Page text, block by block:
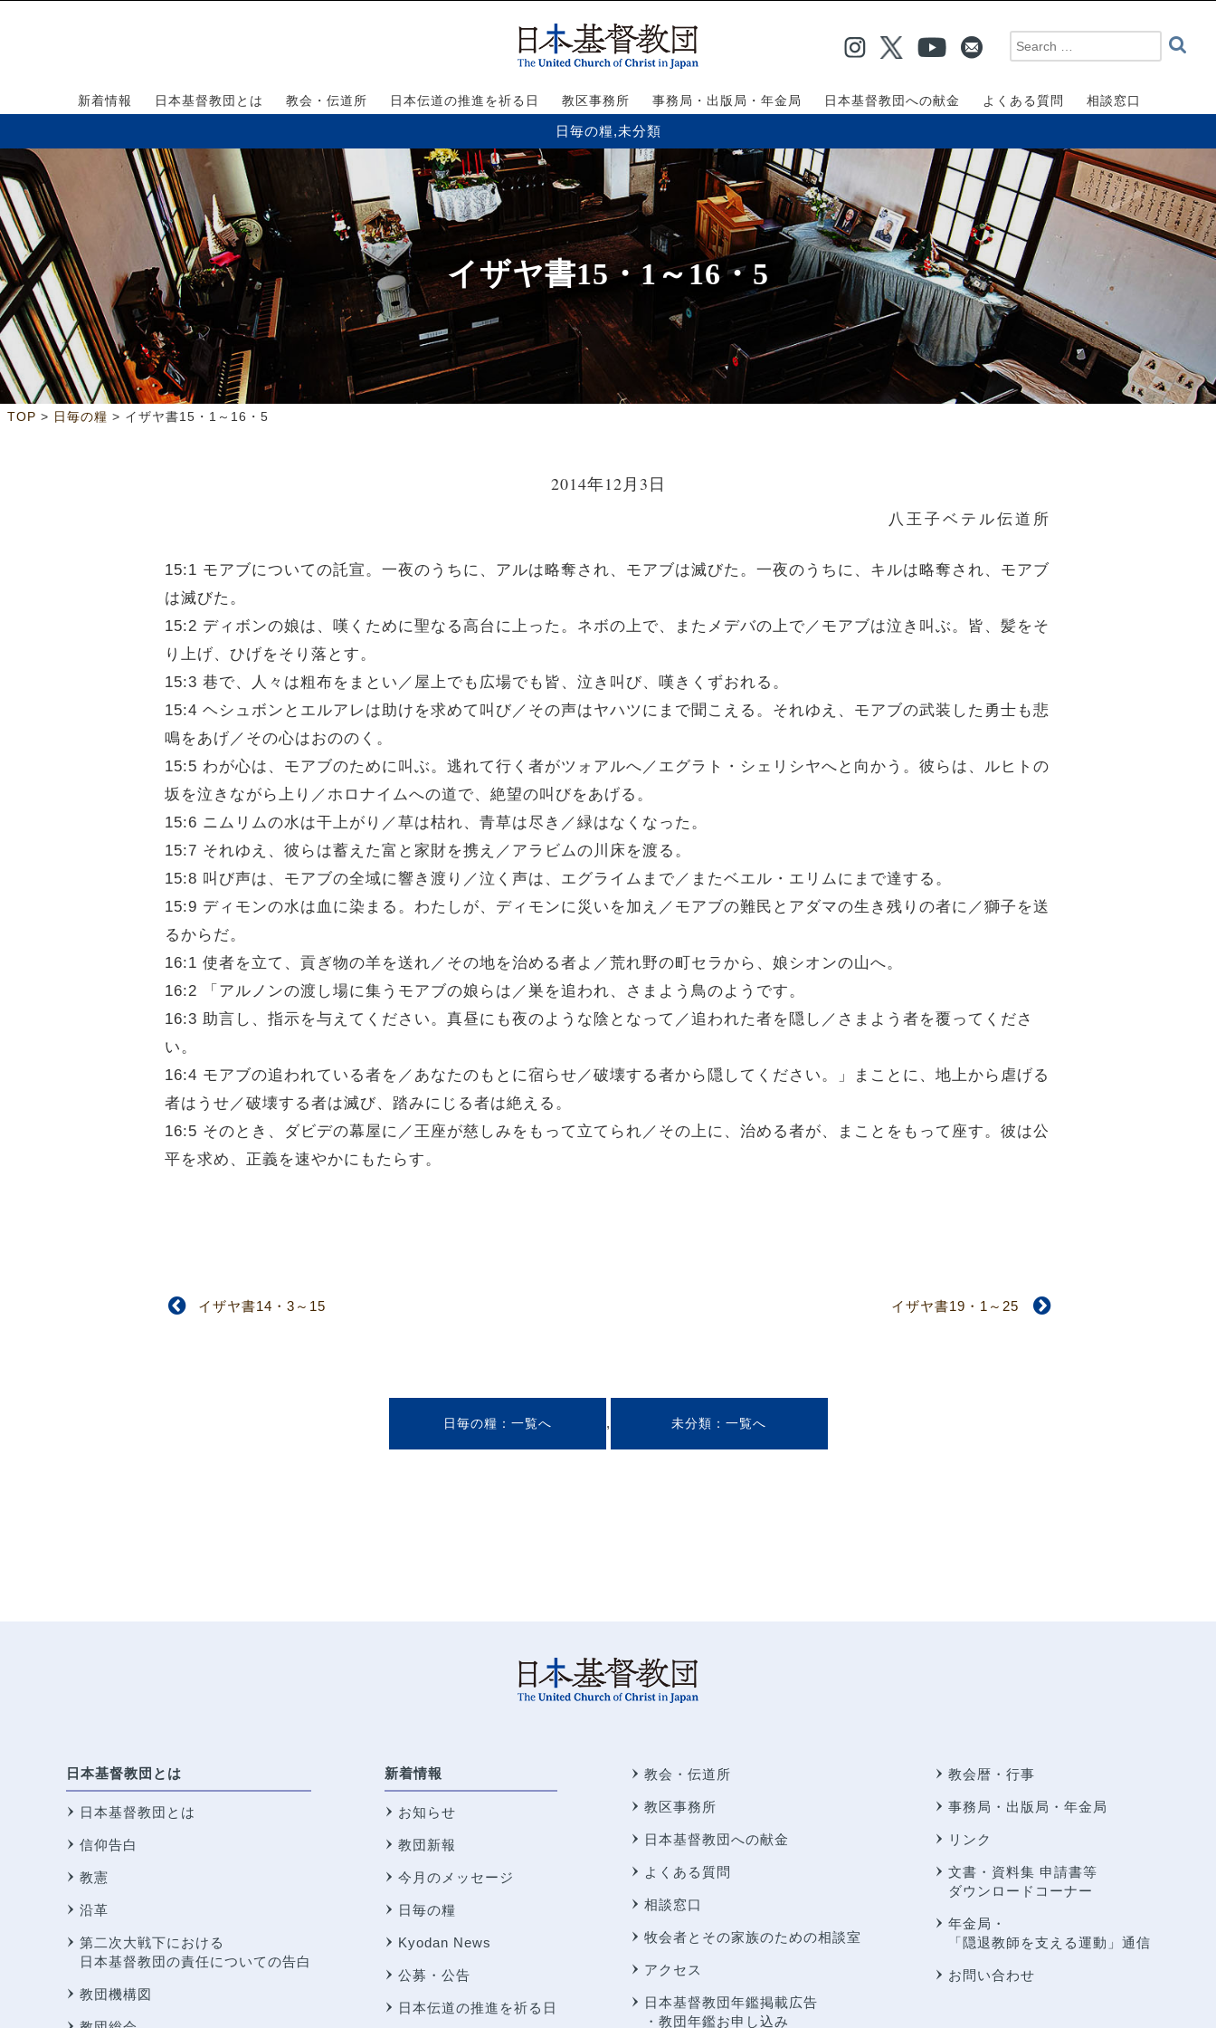
新着情報 日本基督教団とは 教会・伝道所 日本伝道の推進を祈る日 教区事務所 事務局・出版局・年金局 日本基督教団への献金 よくある質問 相談窓口
日毎の糧,未分類
イザヤ書15・1～16・5
TOP > 日毎の糧 > イザヤ書15・1～16・5
2014年12月3日
八王子ベテル伝道所
15:1 モアブについての託宣。一夜のうちに、アルは略奪され、モアブは滅びた。一夜のうちに、キルは略奪され、モアブ
は滅びた。
15:2 ディボンの娘は、嘆くために聖なる高台に上った。ネボの上で、またメデバの上で／モアブは泣き叫ぶ。皆、髪をそ
り上げ、ひげをそり落とす。
15:3 巷で、人々は粗布をまとい／屋上でも広場でも皆、泣き叫び、嘆きくずおれる。
15:4 ヘシュボンとエルアレは助けを求めて叫び／その声はヤハツにまで聞こえる。それゆえ、モアブの武装した勇士も悲
鳴をあげ／その心はおののく。
15:5 わが心は、モアブのために叫ぶ。逃れて行く者がツォアルへ／エグラト・シェリシヤへと向かう。彼らは、ルヒトの
坂を泣きながら上り／ホロナイムへの道で、絶望の叫びをあげる。
15:6 ニムリムの水は干上がり／草は枯れ、青草は尽き／緑はなくなった。
15:7 それゆえ、彼らは蓄えた富と家財を携え／アラビムの川床を渡る。
15:8 叫び声は、モアブの全域に響き渡り／泣く声は、エグライムまで／またベエル・エリムにまで達する。
15:9 ディモンの水は血に染まる。わたしが、ディモンに災いを加え／モアブの難民とアダマの生き残りの者に／獅子を送
るからだ。
16:1 使者を立て、貢ぎ物の羊を送れ／その地を治める者よ／荒れ野の町セラから、娘シオンの山へ。
16:2 「アルノンの渡し場に集うモアブの娘らは／巣を追われ、さまよう鳥のようです。
16:3 助言し、指示を与えてください。真昼にも夜のような陰となって／追われた者を隠し／さまよう者を覆ってくださ
い。
16:4 モアブの追われている者を／あなたのもとに宿らせ／破壊する者から隠してください。」まことに、地上から虐げる
者はうせ／破壊する者は滅び、踏みにじる者は絶える。
16:5 そのとき、ダビデの幕屋に／王座が慈しみをもって立てられ／その上に、治める者が、まことをもって座す。彼は公
平を求め、正義を速やかにもたらす。
イザヤ書14・3～15 イザヤ書19・1～25
日毎の糧 , 未分類
日本基督教団とは
日本基督教団とは
信仰告白
教憲
沿革
第二次大戦下における
日本基督教団の責任についての告白
教団機構図
新着情報
お知らせ
教団新報
今月のメッセージ
日毎の糧
Kyodan News
公募・公告
日本伝道の推進を祈る日
教会・伝道所
教区事務所
日本基督教団への献金
よくある質問
相談窓口
牧会者とその家族のための相談室
アクセス
日本基督教団年鑑掲載広告
・教団年鑑お申し込み
教会暦・行事
事務局・出版局・年金局
リンク
文書・資料集 申請書等
ダウンロードコーナー
年金局・
「隠退教師を支える運動」通信
お問い合わせ